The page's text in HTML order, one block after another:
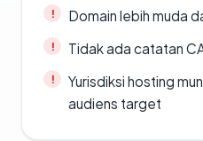
Domain lebih muda
Tidak ada catatan
Yurisdiksi hosting
audiens target